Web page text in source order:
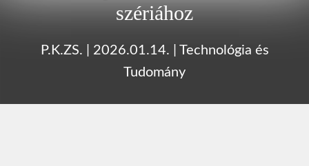
szériához
P.K.ZS. 2026.01.14.
Technológia és
Tudomány